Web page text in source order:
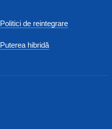
Politici de reintegrare
Puterea hibridă